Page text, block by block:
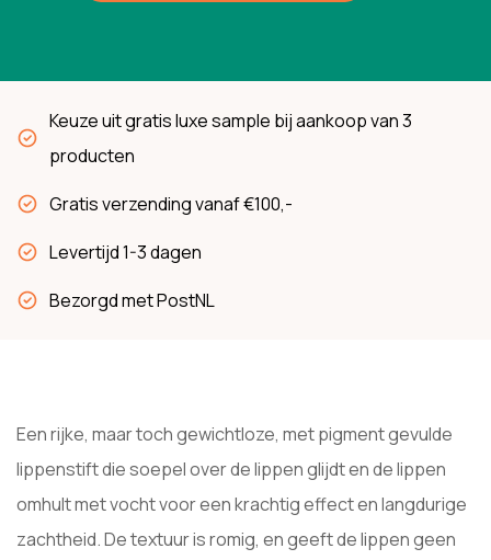
Keuze uit gratis luxe sample bij aankoop van 3
producten
Gratis verzending vanaf €100,-
Levertijd 1-3 dagen
Bezorgd met PostNL
Een rijke, maar toch gewichtloze, met pigment gevulde
lippenstift die soepel over de lippen glijdt en de lippen
omhult met vocht voor een krachtig effect en langdurige
zachtheid. De textuur is romig, en geeft de lippen geen